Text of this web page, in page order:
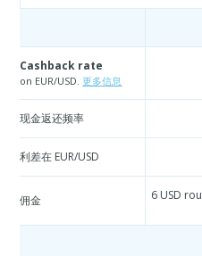
Cashback rate
on EUR/USD.更多信息
现金返还频率
利差在 EUR/USD
佣金 6 USD